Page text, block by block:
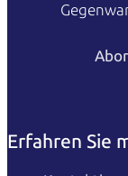
Erfahren Sie